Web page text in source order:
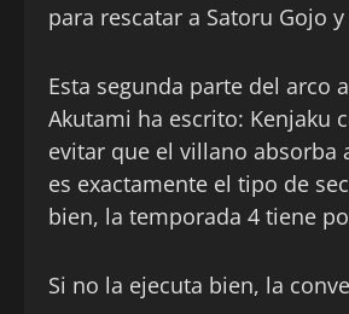
para rescatar a Satoru Gojo
Esta segunda parte del arco
Akutami ha escrito: Kenjaku
evitar que el villano absorba
es exactamente el tipo de
bien, la temporada 4 tiene
Si no la ejecuta bien, la